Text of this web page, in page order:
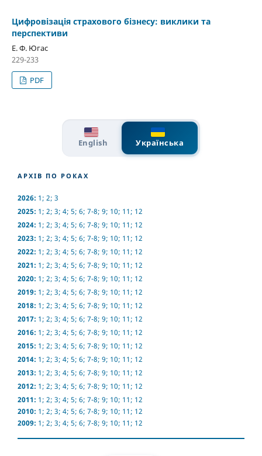
Цифровізація страхового бізнесу: виклики та
перспективи
Е. Ф. Югас
229-233
PDF
English Українська
АРХІВ ПО РОКАХ
2026: 1; 2; 3
2025: 1; 2; 3; 4; 5; 6; 7-8; 9; 10; 11; 12
2024: 1; 2; 3; 4; 5; 6; 7-8; 9; 10; 11; 12
2023: 1; 2; 3; 4; 5; 6; 7-8; 9; 10; 11; 12
2022: 1; 2; 3; 4; 5; 6; 7-8; 9; 10; 11; 12
2021: 1; 2; 3; 4; 5; 6; 7-8; 9; 10; 11; 12
2020: 1; 2; 3; 4; 5; 6; 7-8; 9; 10; 11; 12
2019: 1; 2; 3; 4; 5; 6; 7-8; 9; 10; 11; 12
2018: 1; 2; 3; 4; 5; 6; 7-8; 9; 10; 11; 12
2017: 1; 2; 3; 4; 5; 6; 7-8; 9; 10; 11; 12
2016: 1; 2; 3; 4; 5; 6; 7-8; 9; 10; 11; 12
2015: 1; 2; 3; 4; 5; 6; 7-8; 9; 10; 11; 12
2014: 1; 2; 3; 4; 5; 6; 7-8; 9; 10; 11; 12
2013: 1; 2; 3; 4; 5; 6; 7-8; 9; 10; 11; 12
2012: 1; 2; 3; 4; 5; 6; 7-8; 9; 10; 11; 12
2011: 1; 2; 3; 4; 5; 6; 7-8; 9; 10; 11; 12
2010: 1; 2; 3; 4; 5; 6; 7-8; 9; 10; 11; 12
2009: 1; 2; 3; 4; 5; 6; 7-8; 9; 10; 11; 12